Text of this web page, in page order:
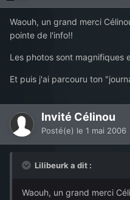
Waouh, un grand merci
pointe de l'info!!
Les photos sont magnifiques
Et puis j'ai parcouru ton
Invité Célinou
Posté(e) le 1 mai 2006
Lilibeurk a dit :
Waouh, un grand merci